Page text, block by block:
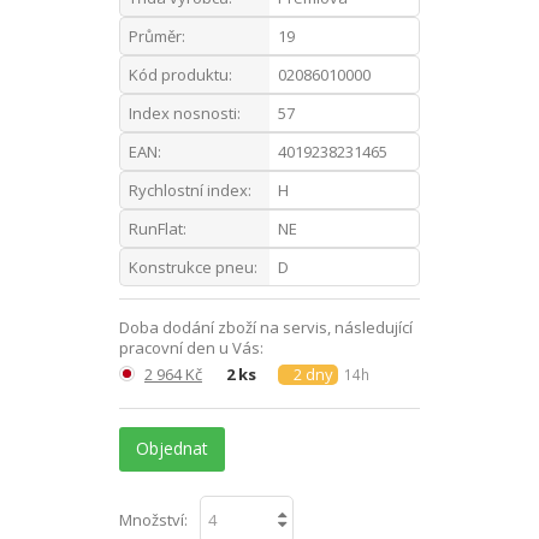
Průměr:
19
Kód produktu:
02086010000
Index nosnosti:
57
EAN:
4019238231465
Rychlostní index:
H
RunFlat:
NE
Konstrukce pneu:
D
Doba dodání zboží na servis, následující
pracovní den u Vás:
2 964 Kč
2 ks 2 dny 14h
Objednat
Množství: